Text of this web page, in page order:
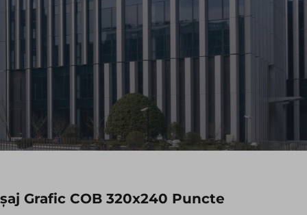
Grafic COB 320x240 Puncte